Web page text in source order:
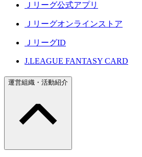
Ｊリーグ公式アプリ
Ｊリーグオンラインストア
ＪリーグID
J.LEAGUE FANTASY CARD
運営組織・活動紹介